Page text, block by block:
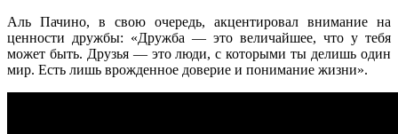
Аль Пачино, в свою очередь, акцентировал внимание на
ценности дружбы: «Дружба — это величайшее, что у тебя
может быть. Друзья — это люди, с которыми ты делишь один
мир. Есть лишь врожденное доверие и понимание жизни».